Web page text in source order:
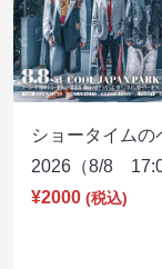
ショータイムの
2026（8/8
¥2000 (税込)